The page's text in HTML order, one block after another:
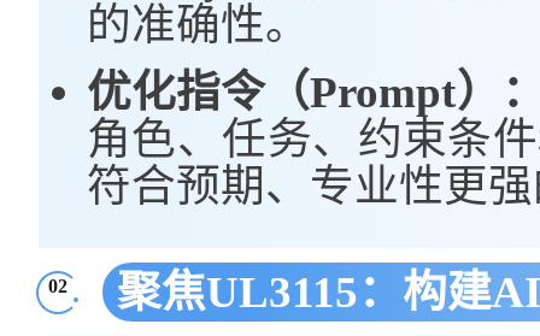
的准确性。
优化指令（Prompt）
角色、任务、约束条
符合预期、专业性更
02 聚焦UL3115：构建